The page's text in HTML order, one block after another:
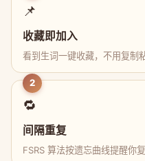
📌
收藏即加入
看到生词一键收藏，不用复制
2
🔁
间隔重复
FSRS 算法按遗忘曲线提醒你